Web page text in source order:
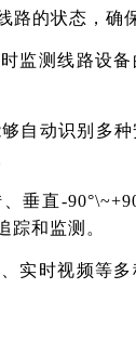
路的状态，确
监测线路设
自动识别多
垂直-
踪和监测。
实时视频等